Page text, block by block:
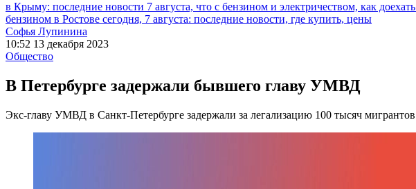
в Крыму: последние новости 7 августа, что с бензином и электричеством, как доехать
бензином в Ростове сегодня, 7 августа: последние новости, где купить, цены
Софья Лупинина
10:52 13 декабря 2023
Общество
В Петербурге задержали бывшего главу УМВД
Экс-главу УМВД в Санкт-Петербурге задержали за легализацию 100 тысяч мигрантов